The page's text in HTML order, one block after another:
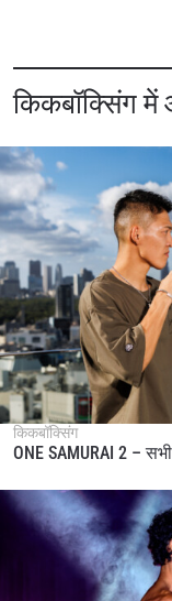
किकबॉक्सिंग में
किकबॉक्सिंग
ONE SAMURAI 2 –
STAY IN
Take ONE
to gain access
and get first
events.